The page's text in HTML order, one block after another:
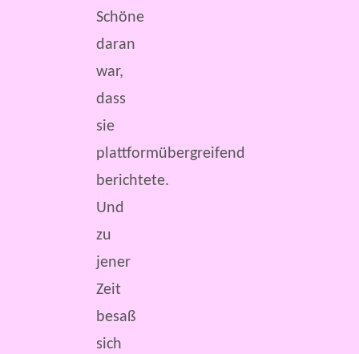
Schöne
daran
war,
dass
sie
plattformübergreifend
berichtete.
Und
zu
jener
Zeit
besaß
sich